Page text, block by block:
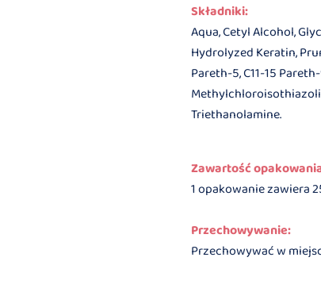
Składniki:
Aqua, Cetyl Alcohol,
Hydrolyzed Keratin,
Pareth-5, C11-15
Triethanolamine.
Zawartość
1 opakowanie zawiera
Przechowywanie:
Przechowywać w